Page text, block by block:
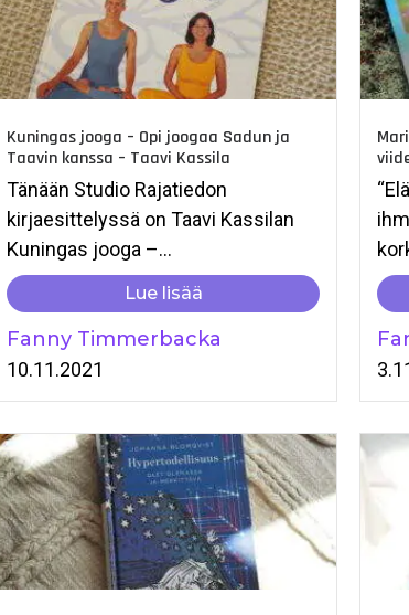
Kuningas jooga – Opi joogaa Sadun ja
Taavin kanssa – Taavi Kassila
Tänään Studio Rajatiedon
kirjaesittelyssä on Taavi Kassilan
Kuningas jooga –...
Lue lisää
Fanny Timmerbacka
10.11.2021